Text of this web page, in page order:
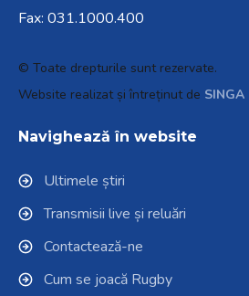
Fax: 031.1000.400
© Toate drepturile sunt rezervate.
Website realizat și întreținut de SINGA
Navighează în website
Ultimele știri
Transmisii live și reluări
Contactează-ne
Cum se joacă Rugby